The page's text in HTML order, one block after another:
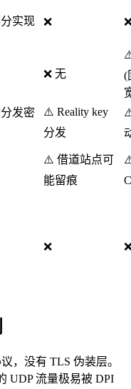
实现 ❌
❌ 无
(
发密
⚠️ Reality key
分发
⚠️ 借道站点可
能留痕
❌
，没有 TLS 伪装层。
UDP 流量极易被 DPI